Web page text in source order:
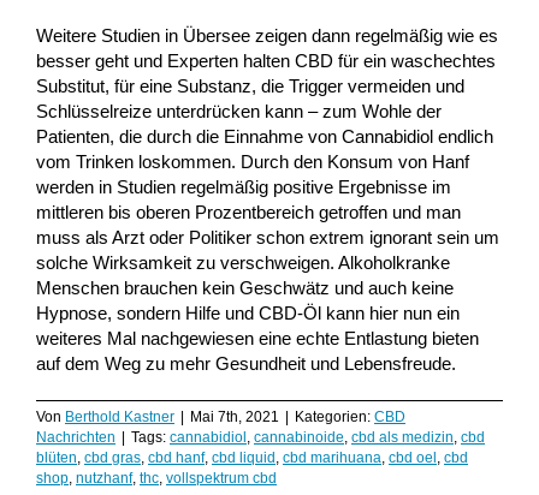
Weitere Studien in Übersee zeigen dann regelmäßig wie es
besser geht und Experten halten CBD für ein waschechtes
Substitut, für eine Substanz, die Trigger vermeiden und
Schlüsselreize unterdrücken kann – zum Wohle der
Patienten, die durch die Einnahme von Cannabidiol endlich
vom Trinken loskommen. Durch den Konsum von Hanf
werden in Studien regelmäßig positive Ergebnisse im
mittleren bis oberen Prozentbereich getroffen und man
muss als Arzt oder Politiker schon extrem ignorant sein um
solche Wirksamkeit zu verschweigen. Alkoholkranke
Menschen brauchen kein Geschwätz und auch keine
Hypnose, sondern Hilfe und CBD-Öl kann hier nun ein
weiteres Mal nachgewiesen eine echte Entlastung bieten
auf dem Weg zu mehr Gesundheit und Lebensfreude.
Von Berthold Kastner | Mai 7th, 2021 | Kategorien: CBD
Nachrichten | Tags: cannabidiol, cannabinoide, cbd als medizin, cbd
blüten, cbd gras, cbd hanf, cbd liquid, cbd marihuana, cbd oel, cbd
shop, nutzhanf, thc, vollspektrum cbd